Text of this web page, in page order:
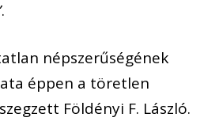
.
népszerűségének
éppen a töretlen
Földényi F. László.